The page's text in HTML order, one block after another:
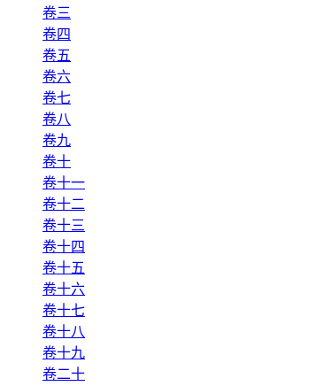
卷三
卷四
卷五
卷六
卷七
卷八
卷九
卷十
卷十一
卷十二
卷十三
卷十四
卷十五
卷十六
卷十七
卷十八
卷十九
卷二十